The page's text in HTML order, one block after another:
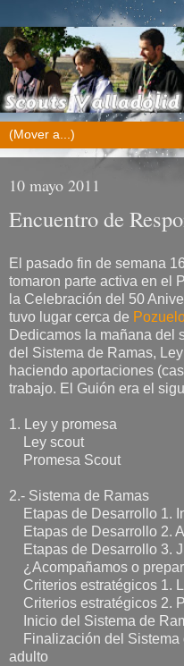
10 mayo 2011
Encuentro de
El pasado fin de semana
tomaron parte activa en el
la Celebración del 50
tuvo lugar cerca de
Dedicamos la mañana del
del Sistema de Ramas,
haciendo aportaciones
trabajo. El Guión era el
1. Ley y promesa
Ley scout
Promesa Scout
2.- Sistema de Ramas
Etapas de Desarrollo 1.
Etapas de Desarrollo 2.
Etapas de Desarrollo 3.
¿Acompañamos o
Criterios estratégicos 1.
Criterios estratégicos 2.
Inicio del Sistema de
Finalización del Sistema
adulto